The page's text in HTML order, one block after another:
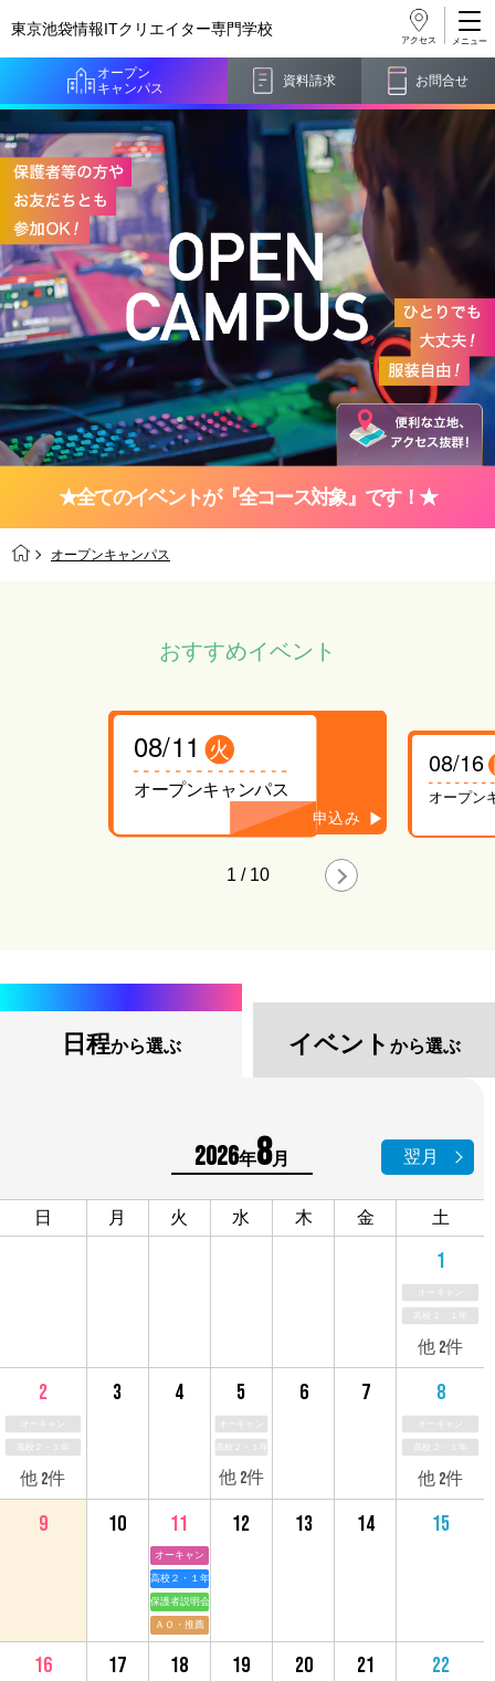
東京池袋情報ITクリエイター専門学校
オープン
キャンパス
資料請求 お問合せ
アクセス
★全てのイベントが『全コース対象』です！★
オープンキャンパス
おすすめイベント
08/11 火
オープンキャンパス
08/16
オープン
1 / 10
日程から選ぶ イベント から選ぶ
2026年8月 翌月
日 月 火 水 木 金 土
1
高校２・１年
他 2件
2
高校２・１年
他 2件
3 4 5
他 2件
6 7 8
高校２・１年
他 2件
9 10 11
オーキャン
高校２・１年
保護者説明会
ＡＯ・推薦
12 13 14 15
16 17 18 19 20 21 22